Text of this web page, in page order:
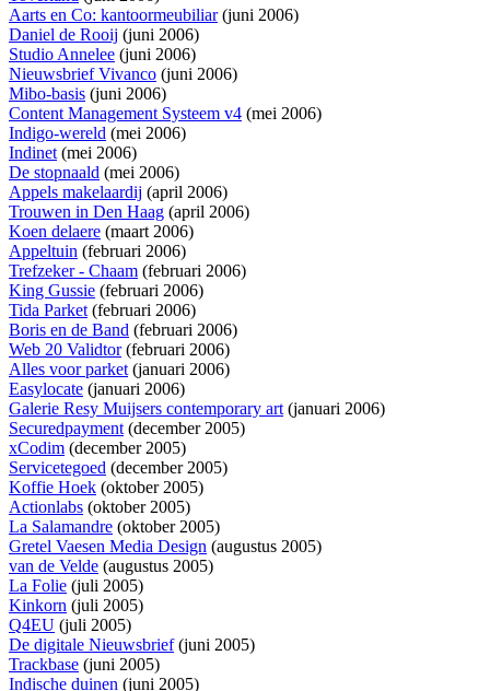
Aarts en Co: kantoormeubiliar(juni 2006)
Daniel de Rooij (juni 2006)
Studio Annelee (juni 2006)
Nieuwsbrief Vivanco (juni 2006)
Mibo-basis (juni 2006)
Content Management Systeem v4 (mei 2006)
Indigo-wereld (mei 2006)
Indinet(mei 2006)
De stopnaald (mei 2006)
Appels makelaardij (april 2006)
Trouwen in Den Haag (april 2006)
Koen delaere (maart 2006)
Appeltuin (februari 2006)
Trefzeker - Chaam (februari 2006)
King Gussie (februari 2006)
Tida Parket(februari 2006)
Boris en de Band (februari 2006)
Web 20 Validtor(februari 2006)
Alles voor parket(januari 2006)
Easylocate (januari 2006)
Galerie Resy Muijsers contemporary art(januari 2006)
Securedpayment(december 2005)
xCodim (december 2005)
Servicetegoed (december 2005)
Koffie Hoek (oktober 2005)
Actionlabs (oktober 2005)
La Salamandre (oktober 2005)
Gretel Vaesen Media Design (augustus 2005)
van de Velde (augustus 2005)
La Folie (juli 2005)
Kinkorn (juli 2005)
Q4EU (juli 2005)
De digitale Nieuwsbrief(juni 2005)
Trackbase (juni 2005)
Indische duinen (juni 2005)